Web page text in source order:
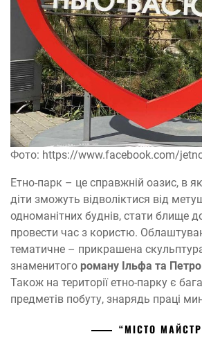
Фото: https://www.facebook.com/
Етно-парк – це справжній оазис, в
діти зможуть відволіктися від
одноманітних буднів, стати блище
провести час з користю.
тематичне – прикрашена
знаменитого роману Ільфа та
Також на території етно-парку є
предметів побуту, знарядь праці
“МІСТО